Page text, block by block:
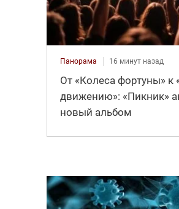
Панорама 16 минут назад
От «Колеса фортуны» к
движению»: «Пикник»
новый альбом